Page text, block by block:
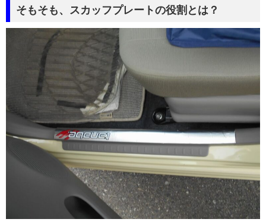
そもそも、スカッフプレートの役割とは？